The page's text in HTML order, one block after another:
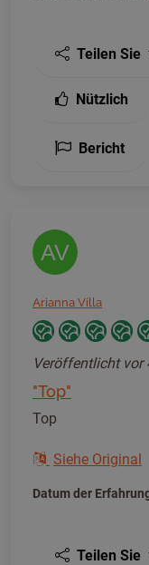
Teilen Sie
Nützlich
Bericht
AV
Arianna Villa
Veröffentlicht vor
"Top"
Top
Siehe Original
Datum der
Teilen Sie